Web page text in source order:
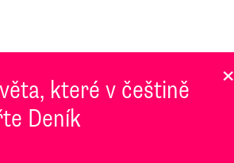
které v češtině
Deník
×